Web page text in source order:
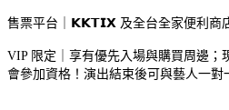
售票平台｜ 𝗞𝗞𝗧𝗜𝗫 及全台全家便利商
VIP 限定｜享有優先入場與購買周邊；
會參加資格！演出結束後可與藝人一對